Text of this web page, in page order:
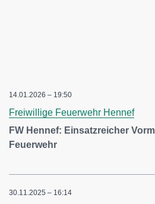
14.01.2026 – 19:50
Freiwillige Feuerwehr Hennef
FW Hennef: Einsatzreicher
Feuerwehr
30.11.2025 – 16:14